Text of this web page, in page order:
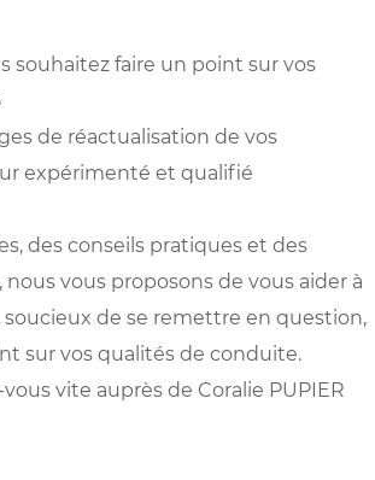
souhaitez faire un point sur vos
de réactualisation de vos
expérimenté et qualifié
des conseils pratiques et des
vous proposons de vous aider à
de se remettre en question,
sur vos qualités de conduite.
vite auprès de Coralie PUPIER